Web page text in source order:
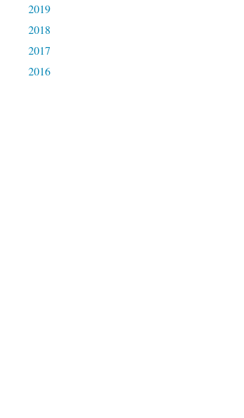
2019
2018
2017
2016